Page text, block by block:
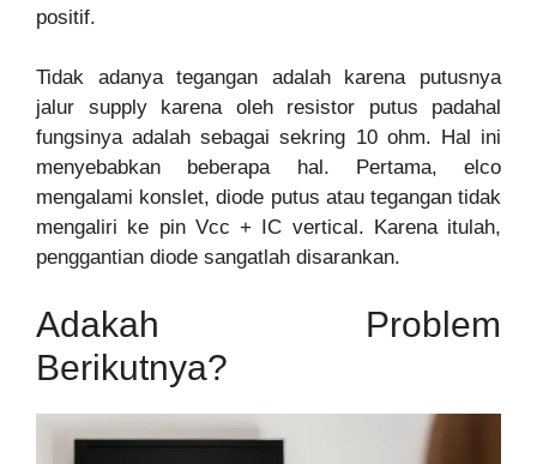
positif.
Tidak adanya tegangan adalah karena putusnya
jalur supply karena oleh resistor putus padahal
fungsinya adalah sebagai sekring 10 ohm. Hal ini
menyebabkan beberapa hal. Pertama, elco
mengalami konslet, diode putus atau tegangan tidak
mengaliri ke pin Vcc + IC vertical. Karena itulah,
penggantian diode sangatlah disarankan.
Adakah Problem
Berikutnya?